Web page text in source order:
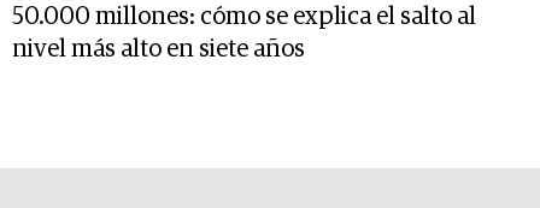
50.000 millones: cómo se explica el salto al
nivel más alto en siete años